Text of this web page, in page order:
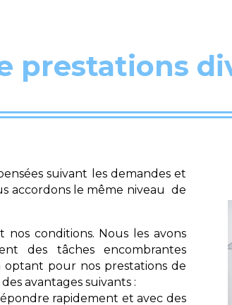
prestations
suivant les demandes et
accordons le même niveau de
conditions. Nous les avons
des tâches encombrantes
pour nos prestations de
avantages suivants :
rapidement et avec des